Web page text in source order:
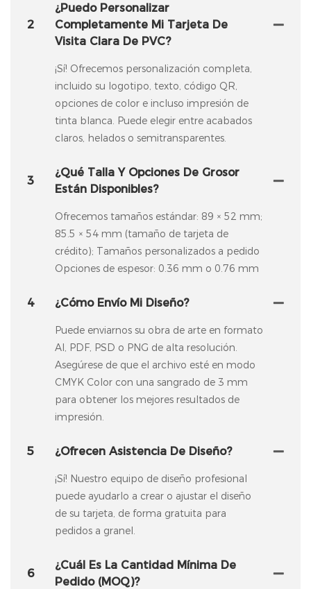
2
¿Puedo Personalizar
Completamente Mi Tarjeta De
Visita Clara De PVC?
¡Sí! Ofrecemos personalización completa,
incluido su logotipo, texto, código QR,
opciones de color e incluso impresión de
tinta blanca. Puede elegir entre acabados
claros, helados o semitransparentes.
3
¿Qué Talla Y Opciones De Grosor
Están Disponibles?
Ofrecemos tamaños estándar: 89 × 52 mm;
85.5 × 54 mm (tamaño de tarjeta de
crédito); Tamaños personalizados a pedido
Opciones de espesor: 0.36 mm o 0.76 mm
4 ¿Cómo Envío Mi Diseño?
Puede enviarnos su obra de arte en formato
AI, PDF, PSD o PNG de alta resolución.
Asegúrese de que el archivo esté en modo
CMYK Color con una sangrado de 3 mm
para obtener los mejores resultados de
impresión.
5 ¿Ofrecen Asistencia De Diseño?
¡Sí! Nuestro equipo de diseño profesional
puede ayudarlo a crear o ajustar el diseño
de su tarjeta, de forma gratuita para
pedidos a granel.
6
¿Cuál Es La Cantidad Mínima De
Pedido (MOQ)?